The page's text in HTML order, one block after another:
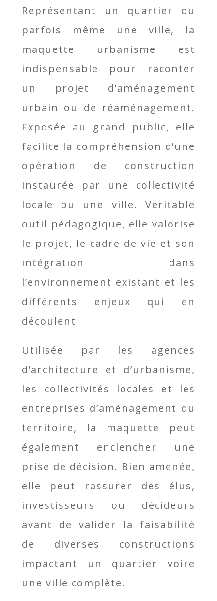
Représentant un quartier ou
parfois même une ville, la
maquette urbanisme est
indispensable pour raconter
un projet d’aménagement
urbain ou de réaménagement.
Exposée au grand public, elle
facilite la compréhension d’une
opération de construction
instaurée par une collectivité
locale ou une ville. Véritable
outil pédagogique, elle valorise
le projet, le cadre de vie et son
intégration dans
l’environnement existant et les
différents enjeux qui en
découlent.
Utilisée par les agences
d’architecture et d’urbanisme,
les collectivités locales et les
entreprises d’aménagement du
territoire, la maquette peut
également enclencher une
prise de décision. Bien amenée,
elle peut rassurer des élus,
investisseurs ou décideurs
avant de valider la faisabilité
de diverses constructions
impactant un quartier voire
une ville complète.